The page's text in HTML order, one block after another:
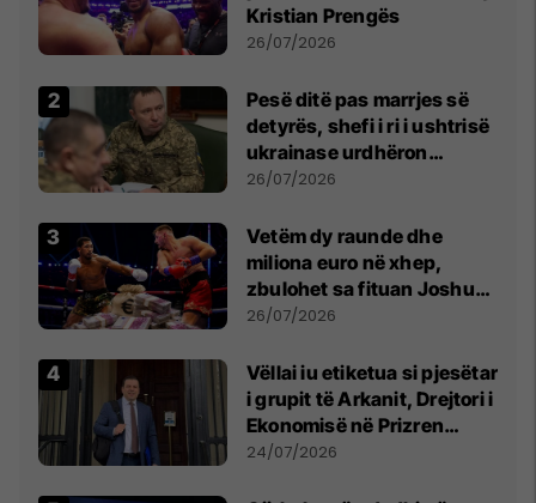
Kristian Prengës
26/07/2026
Pesë ditë pas marrjes së
detyrës, shefi i ri i ushtrisë
ukrainase urdhëron
kontroll të madh
26/07/2026
Vetëm dy raunde dhe
miliona euro në xhep,
zbulohet sa fituan Joshua
e Prenga
26/07/2026
Vëllai iu etiketua si pjesëtar
i grupit të Arkanit, Drejtori i
Ekonomisë në Prizren
mohon pretendimet
24/07/2026